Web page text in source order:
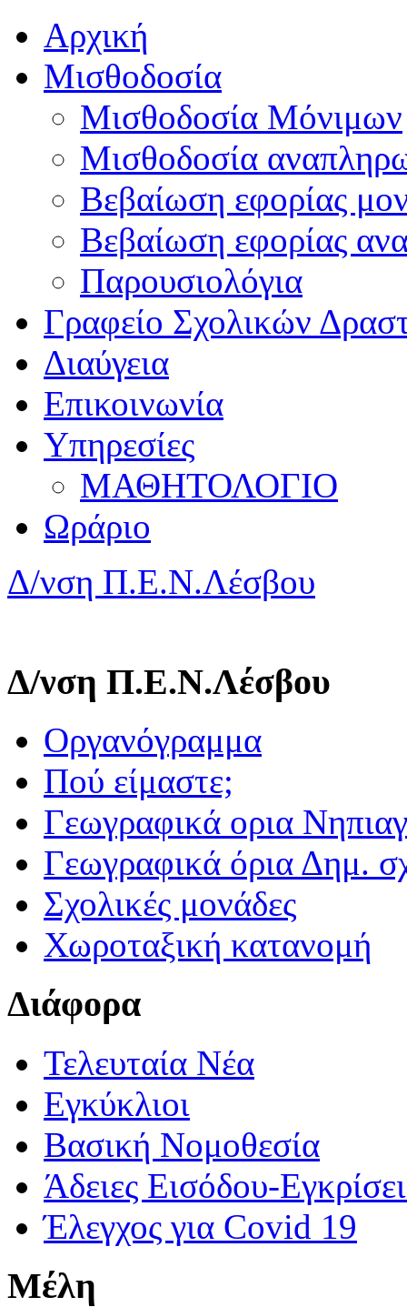
Αρχική
Μισθοδοσία
Μισθοδοσία Μόνιμων
Μισθοδοσία
Βεβαίωση εφορίας
Βεβαίωση εφορίας
Παρουσιολόγια
Γραφείο Σχολικών
Διαύγεια
Επικοινωνία
Υπηρεσίες
ΜΑΘΗΤΟΛΟΓΙΟ
Ωράριο
Δ/νση Π.Ε.Ν.Λέσβου
Δ/νση Π.Ε.Ν.Λέσβου
Οργανόγραμμα
Πού είμαστε;
Γεωγραφικά ορια
Γεωγραφικά όρια Δημ.
Σχολικές μονάδες
Χωροταξική κατανομή
Διάφορα
Τελευταία Νέα
Εγκύκλιοι
Βασική Νομοθεσία
Άδειες Εισόδου-
Έλεγχος για Covid 19
Μέλη